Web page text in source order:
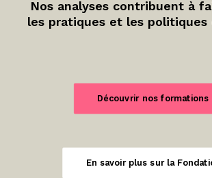
Nos analyses contribuent à
les pratiques et les politiques
Découvrir nos formations
En savoir plus sur la